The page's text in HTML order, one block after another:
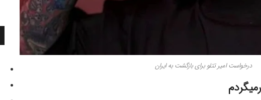
درخواست امیر تتلو برای بازگشت به ایران